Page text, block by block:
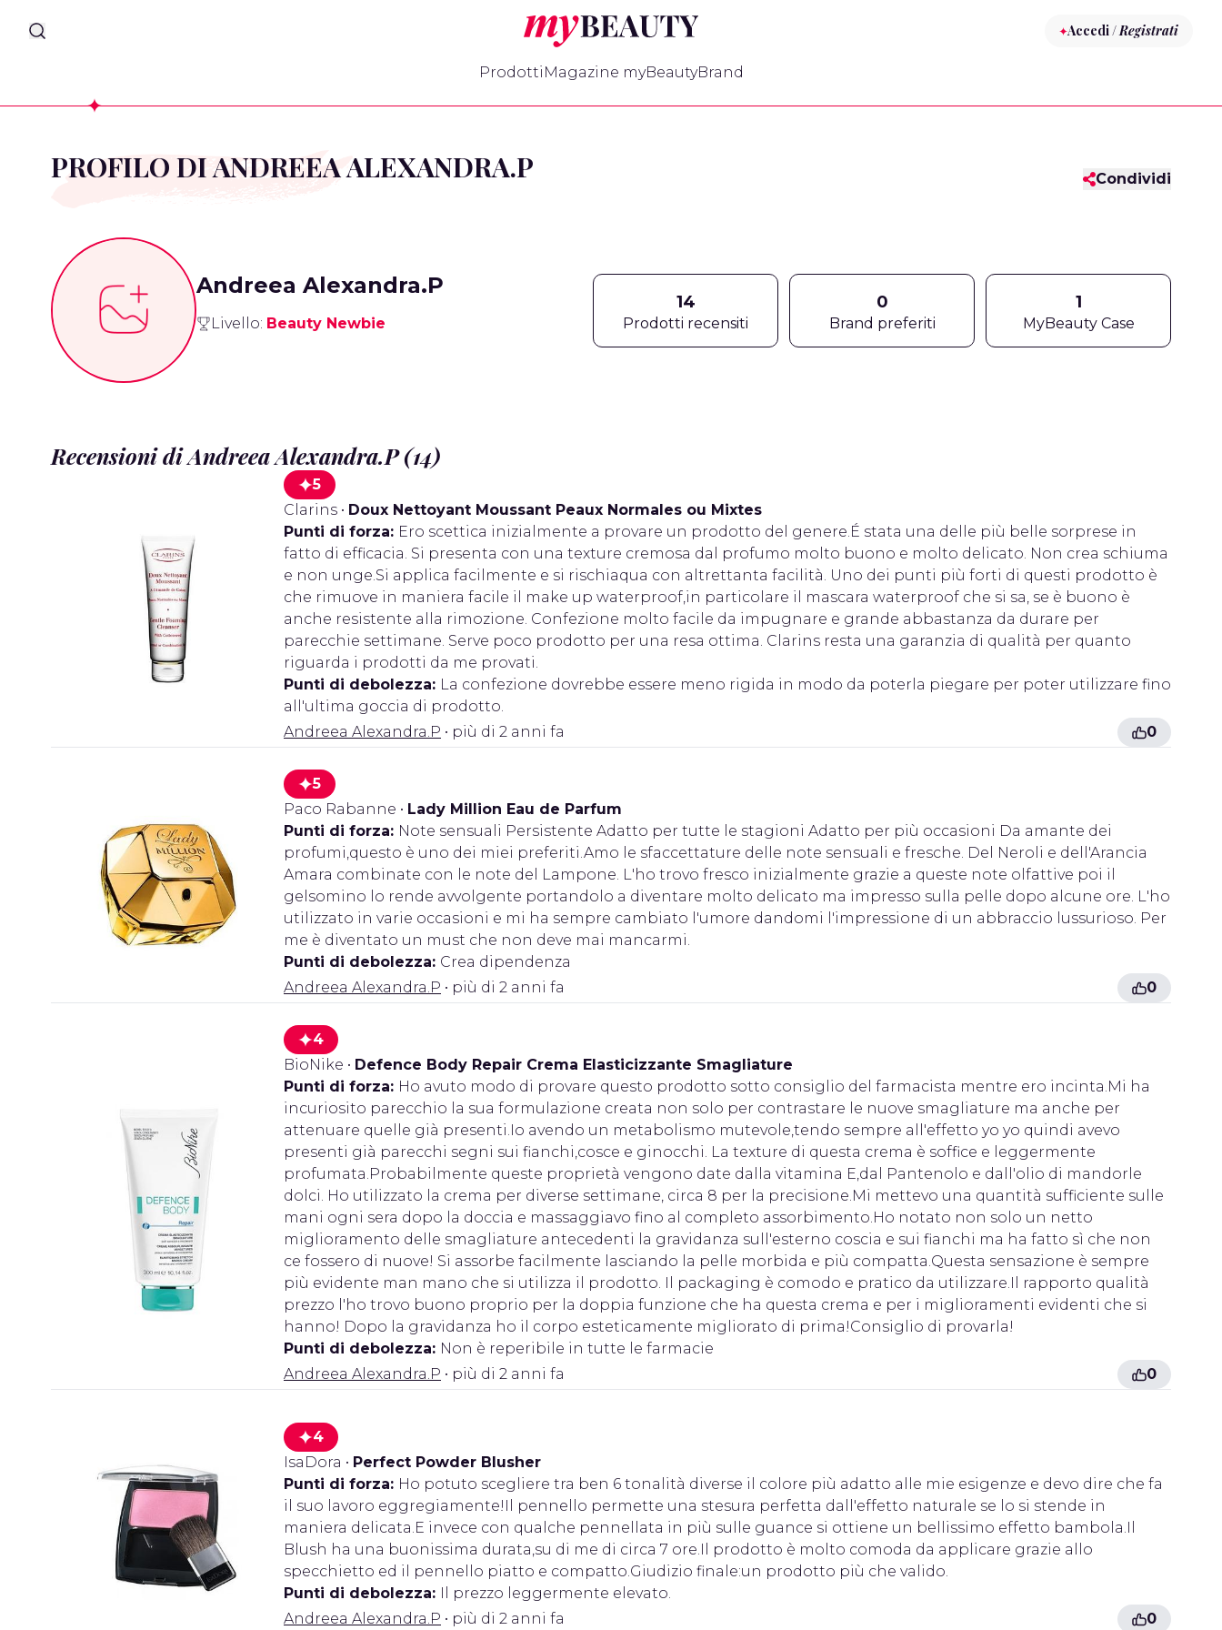
myBeauty Accedi /Registrati
Prodotti Magazine myBeautyBrand
PROFILO DI ANDREEA ALEXANDRA.P Condividi
Andreea Alexandra.P
Livello: Beauty Newbie
14
Prodotti recensiti
0
Brand preferiti
1
MyBeauty Case
Recensioni di Andreea Alexandra.P (14)
5
Clarins • Doux Nettoyant Moussant Peaux Normales ou Mixtes
Punti di forza: Ero scettica inizialmente a provare un prodotto del genere.É stata una delle più belle sorprese in
fatto di efficacia. Si presenta con una texture cremosa dal profumo molto buono e molto delicato. Non crea schiuma
e non unge.Si applica facilmente e si rischiaqua con altrettanta facilità. Uno dei punti più forti di questi prodotto è
che rimuove in maniera facile il make up waterproof,in particolare il mascara waterproof che si sa, se è buono è
anche resistente alla rimozione. Confezione molto facile da impugnare e grande abbastanza da durare per
parecchie settimane. Serve poco prodotto per una resa ottima. Clarins resta una garanzia di qualità per quanto
riguarda i prodotti da me provati.
Punti di debolezza: La confezione dovrebbe essere meno rigida in modo da poterla piegare per poter utilizzare fino
all'ultima goccia di prodotto.
Andreea Alexandra.P • più di 2 anni fa 0
5
Paco Rabanne • Lady Million Eau de Parfum
Punti di forza: Note sensuali Persistente Adatto per tutte le stagioni Adatto per più occasioni Da amante dei
profumi,questo è uno dei miei preferiti.Amo le sfaccettature delle note sensuali e fresche. Del Neroli e dell'Arancia
Amara combinate con le note del Lampone. L'ho trovo fresco inizialmente grazie a queste note olfattive poi il
gelsomino lo rende avvolgente portandolo a diventare molto delicato ma impresso sulla pelle dopo alcune ore. L'ho
utilizzato in varie occasioni e mi ha sempre cambiato l'umore dandomi l'impressione di un abbraccio lussurioso. Per
me è diventato un must che non deve mai mancarmi.
Punti di debolezza: Crea dipendenza
Andreea Alexandra.P • più di 2 anni fa 0
4
BioNike • Defence Body Repair Crema Elasticizzante Smagliature
Punti di forza: Ho avuto modo di provare questo prodotto sotto consiglio del farmacista mentre ero incinta.Mi ha
incuriosito parecchio la sua formulazione creata non solo per contrastare le nuove smagliature ma anche per
attenuare quelle già presenti.Io avendo un metabolismo mutevole,tendo sempre all'effetto yo yo quindi avevo
presenti già parecchi segni sui fianchi,cosce e ginocchi. La texture di questa crema è soffice e leggermente
profumata.Probabilmente queste proprietà vengono date dalla vitamina E,dal Pantenolo e dall'olio di mandorle
dolci. Ho utilizzato la crema per diverse settimane, circa 8 per la precisione.Mi mettevo una quantità sufficiente sulle
mani ogni sera dopo la doccia e massaggiavo fino al completo assorbimento.Ho notato non solo un netto
miglioramento delle smagliature antecedenti la gravidanza sull'esterno coscia e sui fianchi ma ha fatto sì che non
ce fossero di nuove! Si assorbe facilmente lasciando la pelle morbida e più compatta.Questa sensazione è sempre
più evidente man mano che si utilizza il prodotto. Il packaging è comodo e pratico da utilizzare.Il rapporto qualità
prezzo l'ho trovo buono proprio per la doppia funzione che ha questa crema e per i miglioramenti evidenti che si
hanno! Dopo la gravidanza ho il corpo esteticamente migliorato di prima!Consiglio di provarla!
Punti di debolezza: Non è reperibile in tutte le farmacie
Andreea Alexandra.P • più di 2 anni fa 0
4
IsaDora • Perfect Powder Blusher
Punti di forza: Ho potuto scegliere tra ben 6 tonalità diverse il colore più adatto alle mie esigenze e devo dire che fa
il suo lavoro eggregiamente!Il pennello permette una stesura perfetta dall'effetto naturale se lo si stende in
maniera delicata.E invece con qualche pennellata in più sulle guance si ottiene un bellissimo effetto bambola.Il
Blush ha una buonissima durata,su di me di circa 7 ore.Il prodotto è molto comoda da applicare grazie allo
specchietto ed il pennello piatto e compatto.Giudizio finale:un prodotto più che valido.
Punti di debolezza: Il prezzo leggermente elevato.
Andreea Alexandra.P • più di 2 anni fa 0